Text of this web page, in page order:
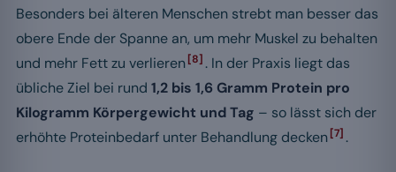
Besonders bei älteren Menschen strebt man besser das
obere Ende der Spanne an, um mehr Muskel zu behalten
und mehr Fett zu verlieren[8]. In der Praxis liegt das
übliche Ziel bei rund 1,2 bis 1,6 Gramm Protein pro
Kilogramm Körpergewicht und Tag – so lässt sich der
erhöhte Proteinbedarf unter Behandlung decken[7].